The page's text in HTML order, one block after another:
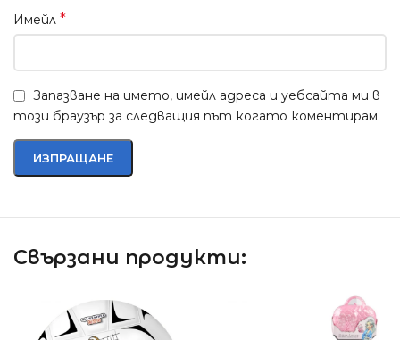
Имейл *
Запазване на името, имейл адреса и уебсайта ми в
този браузър за следващия път когато коментирам.
Свързани продукти: